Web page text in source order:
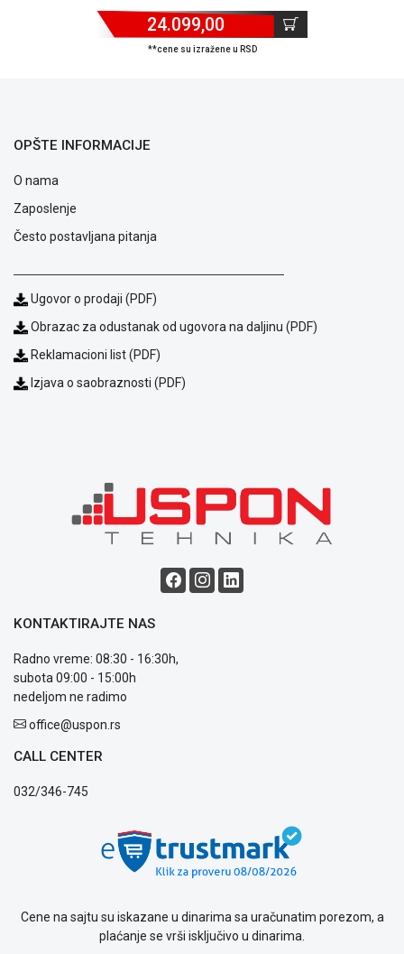
Blog
plaćanja
Isporuka
Opšti
poslovanja
Saobraznost
reklamacije
Usluge
prijava
kvara
24.099,00
**cene su izražene u RSD
OPŠTE INFORMACIJE
O nama
Zaposlenje
Često postavljana pitanja
Ugovor o prodaji (PDF)
Obrazac za odustanak od ugovora na daljinu (PDF)
Reklamacioni list (PDF)
Izjava o saobraznosti (PDF)
KONTAKTIRAJTE NAS
Radno vreme: 08:30 - 16:30h,
subota 09:00 - 15:00h
nedeljom ne radimo
office@uspon.rs
CALL CENTER
032/346-745
Cene na sajtu su iskazane u dinarima sa uračunatim porezom, a
plaćanje se vrši isključivo u dinarima.